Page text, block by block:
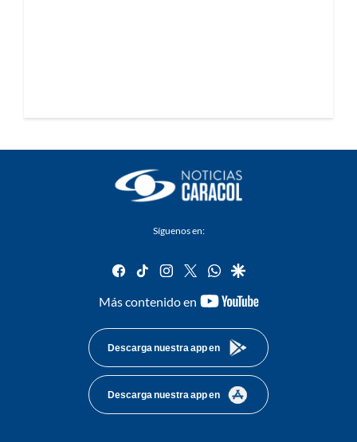
Síguenos en:
facebook
tiktok instagram
twitterwhatsapp
google
Más contenido en
youtube-
Descarga nuestra app en
Descarga nuestra app en